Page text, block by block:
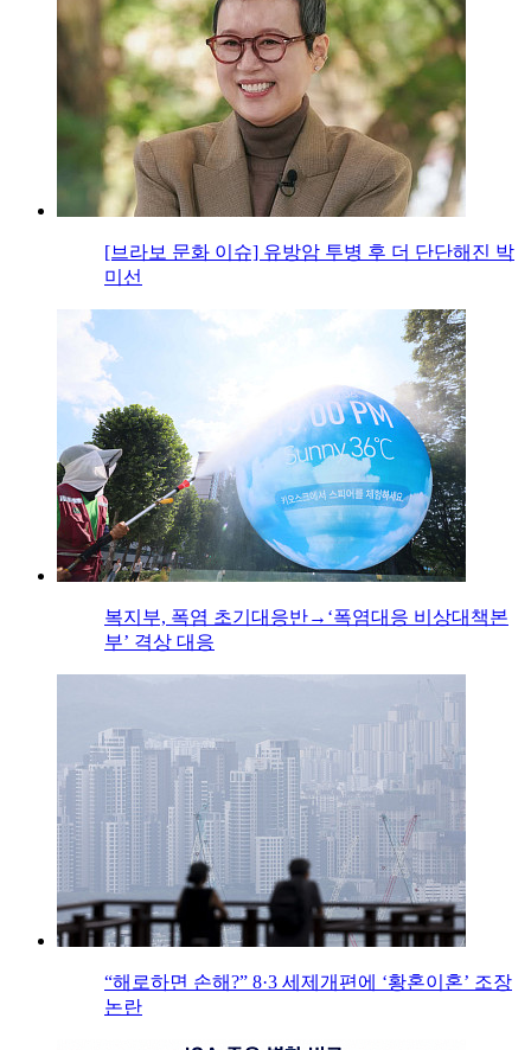
[브라보 문화 이슈] 유방암 투병 후 더 단단해진 박
미선
복지부, 폭염 초기대응반→‘폭염대응 비상대책본
부’ 격상 대응
“해로하면 손해?” 8·3 세제개편에 ‘황혼이혼’ 조장
논란